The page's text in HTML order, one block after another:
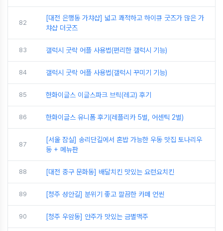
82
[대전 은행동 가챠샵] 넓고 쾌적하고 하이큐 굿즈가 많은 가
챠샵 더굿즈
83 갤럭시 굿락 어플 사용법(편리한 갤럭시 기능)
84 갤럭시 굿락 어플 사용법(갤럭시 꾸미기 기능)
85 한화이글스 이글스파크 브릭(레고) 후기
86 한화이글스 유니폼 후기(레플리카 5벌, 어센틱 2벌)
87
[서울 잠실] 송리단길에서 혼밥 가능한 우동 맛집 토나리우
동 + 메뉴판
88 [대전 중구 문화동] 배달치킨 맛있는 요런요치킨
89 [청주 성안길] 분위기 좋고 깔끔한 카페 언씬
90 [청주 우암동] 안주가 맛있는 금별맥주